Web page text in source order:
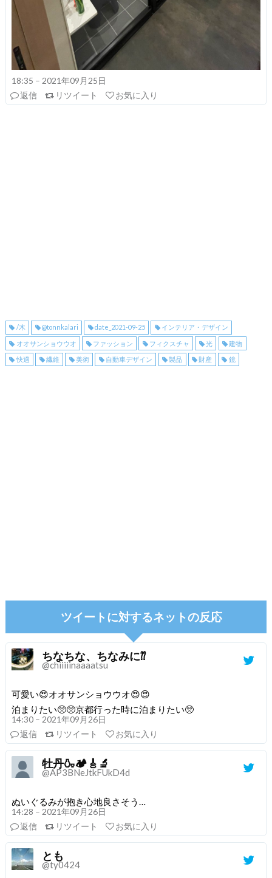
18:35 – 2021年09月25日
返信
リツイート お気に入り
/木 @tonnkalari date_2021-09-25 インテリア・デザイン
オオサンショウウオ ファッション フィクスチャ 光 建物
快適 繊維 美術 自動車デザイン 製品 財産 鏡
ツイートに対するネットの反応
ちなちな、ちなみに⁇
@chiiiiinaaaatsu
可愛い😍オオサンショウウオ😍😍
泊まりたい🥺🥺京都行った時に泊まりたい🥺
14:30 – 2021年09月26日
返信
リツイート お気に入り
牡丹🍶🏕🎸🔬
@AP3BNeJtkFUkD4d
ぬいぐるみが抱き心地良さそう…
14:28 – 2021年09月26日
返信
リツイート お気に入り
とも
@ty0424